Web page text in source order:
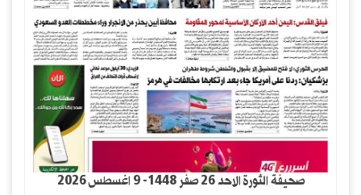
صحيفة الثورة الاحد 26 صفر 1448- 9 اغسطس 2026